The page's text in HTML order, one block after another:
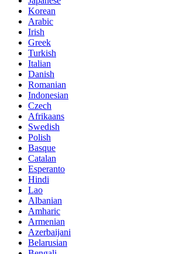
Korean
Arabic
Irish
Greek
Turkish
Italian
Danish
Romanian
Indonesian
Czech
Afrikaans
Swedish
Polish
Basque
Catalan
Esperanto
Hindi
Lao
Albanian
Amharic
Armenian
Azerbaijani
Belarusian